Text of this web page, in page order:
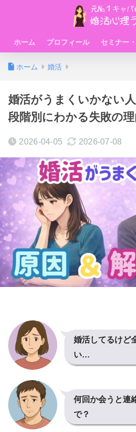
ホーム プロフィール セミナー
ホーム 婚活
婚活がうまくいかない人
段階別にわかる失敗の
2026-04-05 2026-07-08
婚活してるけど
い…
何回か会うと連
で？